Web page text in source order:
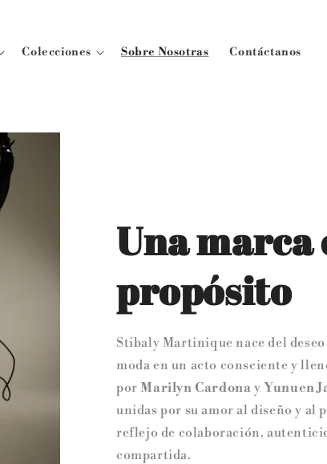
Colecciones Sobre Nosotras Contáctanos
Una marca
propósito
Stibaly Martinique nace del
moda en un acto consciente y
porMarilyn Cardona yYunuen
unidas por su amor al diseño y al
reflejo de colaboración,
compartida.